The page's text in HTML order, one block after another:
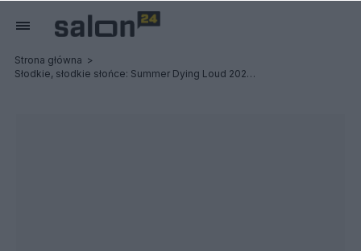
Strona główna
Słodkie, słodkie słońce: Summer Dying Loud 2023 - Relacja